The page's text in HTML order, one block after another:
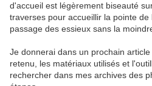
d'accueil est légèrement biseauté
traverses pour accueillir la pointe
passage des essieux sans la
Je donnerai dans un prochain
retenu, les matériaux utilisés et
rechercher dans mes archives des